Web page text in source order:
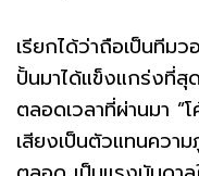
เรียกได้ว่าถือเป็นทีม
ปั้นมาได้แข็งแกร่งที่สุ
ตลอดเวลาที่ผ่านมา ”
เสียงเป็นตัวแทนควา